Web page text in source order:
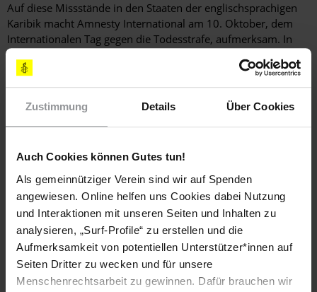
Zustimmung Details Über Cookies
Auch Cookies können Gutes tun!
Als gemeinnütziger Verein sind wir auf Spenden
angewiesen. Online helfen uns Cookies dabei Nutzung
und Interaktionen mit unseren Seiten und Inhalten zu
analysieren, „Surf-Profile“ zu erstellen und die
Aufmerksamkeit von potentiellen Unterstützer*innen auf
Seiten Dritter zu wecken und für unsere
Menschenrechtsarbeit zu gewinnen. Dafür brauchen wir
Auf diese Missstände in den Staaten der englischsprachigen
Karibik macht Amnesty International am 10. Oktober, dem
Internationalen Tag gegen die Todesstrafe, aufmerksam. In
enger Zusammenarbeit unter anderem mit dem 2011
entstandenen Netzwerk "Greater Caribbean for Life" plant
Amnesty verschiedene Aktionen, die die Zivilgesellschaft vor
Ort in ihrem Kampf gegen die Todesstrafe unterstützen sollen.
Lesen Sie hier den englischsprachigen Amnesty-Bericht
Rights issue".
Werden Sie aktiv und beteiligen Sie sich an der Online-Aktion
von Amnesty International! Schreiben Sie eine E-Mail an die
Premierminister von Barbados und Trinidad und Tobago und
fordern Sie sie auf, die Todesstrafe abzuschaffen!
Weitere Informationen